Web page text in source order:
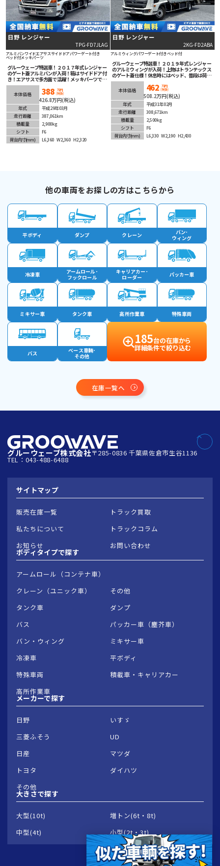
日野 レンジャー
TPG-FD7JLAG
アルミバンワイドエアサスサイドドアパワーゲート付き
ベッド付メッキパーツ
グルーウェーブ特選車！２０１７年式レンジャー
のゲート蓋アルミバンが入荷！箱はサイドドア付
き！エアサスで多方面で活躍！メッキパーツでメ
キメキかっこいい！安全装備充実！バックカメラ
で後退も安心！
本体価格 388 万円
(税抜)
426.8万円(税込)
年式
平成29年03月
走行距離
387,061km
積載量
2,900kg
シフト
F6
荷台内寸(mm) L6,360 W2,360 H2,320
日野 レンジャー
2KG-FD2ABA
アルミウィングパワーゲート付きベッド付
グルーウェーブ特選車！２０１９年式レンジャー
のアルミウィングが入荷！上物はトランテックス
のゲート蓋仕様！休息時にはベッド、普段は荷物
置きになるフルキャブ！210馬力のマニュアル6速
で臨機応変なアクセルワークが可能！安全装備充
実！バックカメラで後退時も安心！17レンジャー
のLEDヘッドライトはかっこいいですね！スタイ
リッシュでスマートな1台！
本体価格 462 万円
(税抜)
508.2万円(税込)
年式
平成31年02月
走行距離
308,671km
積載量
2,500kg
シフト
F6
荷台内寸(mm) L6,330 W2,190 H2,430
他の車両をお探しの方はこちらから
平ボディ ダンプ クレーン
バン･
ウィング
冷凍車
アームロール･
フックロール
キャリアカー･
ローダー
パッカー車
ミキサー車 タンク車 高所作業車 特殊車両
バス
ベース車輛･
その他
185台の在庫から
詳細条件で絞り込む
在庫一覧へ
グルーウェーブ株式会社〒285-0836 千葉県佐倉市生谷1136
TEL：043-488-6488
サイトマップ
販売在庫一覧
トラック買取
私たちについて
トラックコラム
お知らせ
お問い合わせ
ボディタイプで探す
アームロール（コンテナ車）
クレーン（ユニック車）
その他
タンク車
ダンプ
バス
パッカー車（塵芥車）
バン・ウィング
ミキサー車
冷凍車
平ボディ
特殊車両
積載車・キャリアカー
高所作業車
メーカーで探す
日野
いすゞ
三菱ふそう
UD
日産
マツダ
トヨタ
ダイハツ
その他
大きさで探す
大型(10t)
増トン(6t・8t)
中型(4t)
小型(2t・3t)
© 2026 Groowave Corporation.